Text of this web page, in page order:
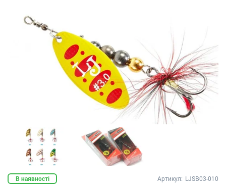
В наявності Артикул: LJSB03-010